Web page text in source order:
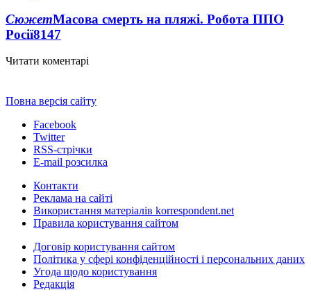
СюжетМасова смерть на пляжі. Робота ППО
Росії8147
Читати коментарі
Повна версія сайту
Facebook
Twitter
RSS-стрічки
E-mail розсилка
Контакти
Реклама на сайті
Використання матеріалів korrespondent.net
Правила користування сайтом
Договір користування сайтом
Політика у сфері конфіденційності і персональних даних
Угода щодо користування
Редакція